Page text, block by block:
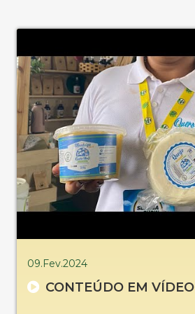
09.Fev.2024
CONTEÚDO EM VÍDEO